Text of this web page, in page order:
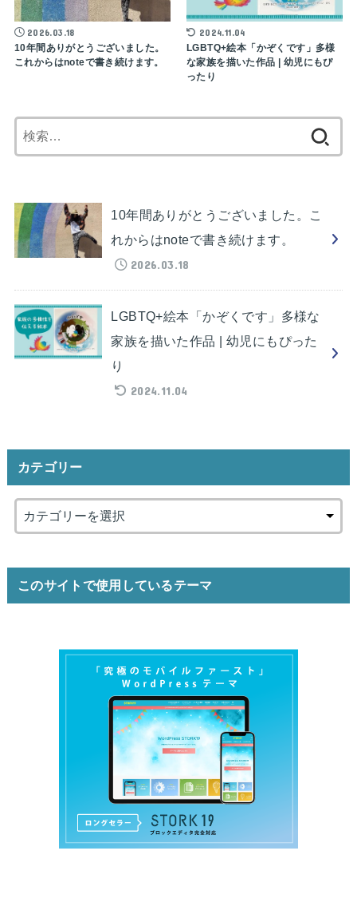
2026.03.18
10年間ありがとうございました。
これからはnoteで書き続けます。
2024.11.04
LGBTQ+絵本「かぞくです」多様
な家族を描いた作品 | 幼児にもぴ
ったり
索:
10年間ありがとうございました。こ
れからはnoteで書き続けます。
2026.03.18
LGBTQ+絵本「かぞくです」多様な
家族を描いた作品 | 幼児にもぴった
り
2024.11.04
カテゴリー
このサイトで使用しているテーマ